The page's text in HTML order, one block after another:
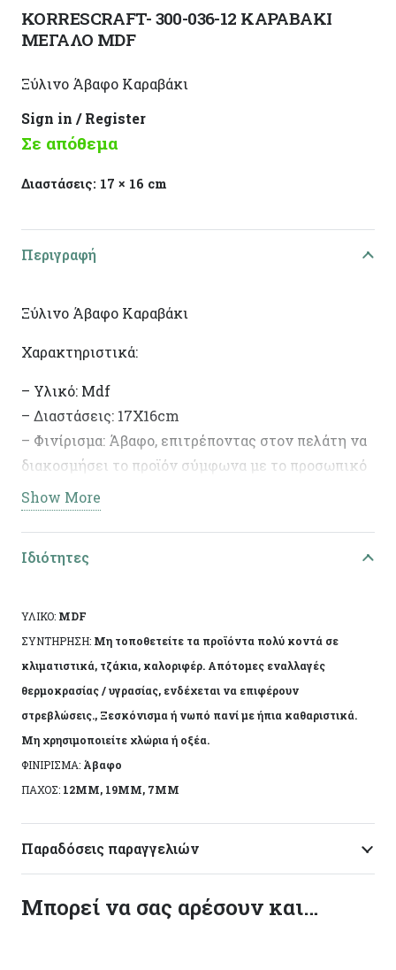
KORRESCRAFT- 300-036-12 ΚΑΡΑΒΑΚΙ
ΜΕΓΑΛΟ MDF
Ξύλινο Άβαφο Καραβάκι
Sign in / Register
Σε απόθεμα
Διαστάσεις: 17 × 16 cm
Περιγραφή
Ξύλινο Άβαφο Καραβάκι
Χαρακτηριστικά:
– Υλικό: Mdf
– Διαστάσεις: 17Χ16cm
– Φινίρισμα: Άβαφο, επιτρέποντας στον πελάτη να
διακοσμήσει το προϊόν σύμφωνα με το προσωπικό
του γούστο.
– Ιδανικό για DIY έργα και διακοσμητικές
Show More
Ιδιότητες
ΥΛΙΚΟ: MDF
ΣΥΝΤΗΡΗΣΗ: Μη τοποθετείτε τα προϊόντα πολύ κοντά σε
κλιματιστικά, τζάκια, καλοριφέρ. Απότομες εναλλαγές
θερμοκρασίας / υγρασίας, ενδέχεται να επιφέρουν
στρεβλώσεις., Ξεσκόνισμα ή νωπό πανί με ήπια καθαριστικά.
Μη χρησιμοποιείτε χλώρια ή οξέα.
ΦΙΝΙΡΙΣΜΑ: Άβαφο
ΠΑΧΟΣ: 12MM, 19MM, 7MM
Παραδόσεις παραγγελιών
Μπορεί να σας αρέσουν και…